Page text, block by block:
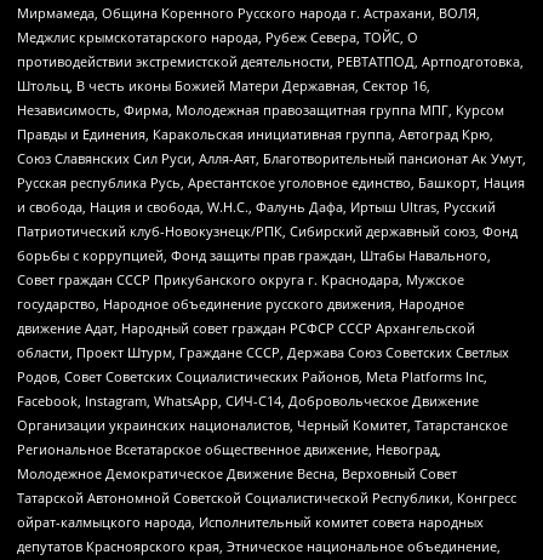
Мирмамеда, Община Коренного Русского народа г. Астрахани, ВОЛЯ,
Меджлис крымскотатарского народа, Рубеж Севера, ТОЙС, О
противодействии экстремистской деятельности, РЕВТАТПОД, Артподготовка,
Штольц, В честь иконы Божией Матери Державная, Сектор 16,
Независимость, Фирма, Молодежная правозащитная группа МПГ, Курсом
Правды и Единения, Каракольская инициативная группа, Автоград Крю,
Союз Славянских Сил Руси, Алля-Аят, Благотворительный пансионат Ак Умут,
Русская республика Русь, Арестантское уголовное единство, Башкорт, Нация
и свобода, Нация и свобода, W.H.С., Фалунь Дафа, Иртыш Ultras, Русский
Патриотический клуб-Новокузнецк/РПК, Сибирский державный союз, Фонд
борьбы с коррупцией, Фонд защиты прав граждан, Штабы Навального,
Совет граждан СССР Прикубанского округа г. Краснодара, Мужское
государство, Народное объединение русского движения, Народное
движение Адат, Народный совет граждан РСФСР СССР Архангельской
области, Проект Штурм, Граждане СССР, Держава Союз Советских Светлых
Родов, Совет Советских Социалистических Районов, Meta Platforms Inc,
Facebook, Instagram, WhatsApp, СИЧ-С14, Добровольческое Движение
Организации украинских националистов, Черный Комитет, Татарстанское
Региональное Всетатарское общественное движение, Невоград,
Молодежное Демократическое Движение Весна, Верховный Совет
Татарской Автономной Советской Социалистической Республики, Конгресс
ойрат-калмыцкого народа, Исполнительный комитет совета народных
депутатов Красноярского края, Этническое национальное объединение,